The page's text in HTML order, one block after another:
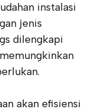
instalasi
jenis
dilengkapi
akan efisiensi